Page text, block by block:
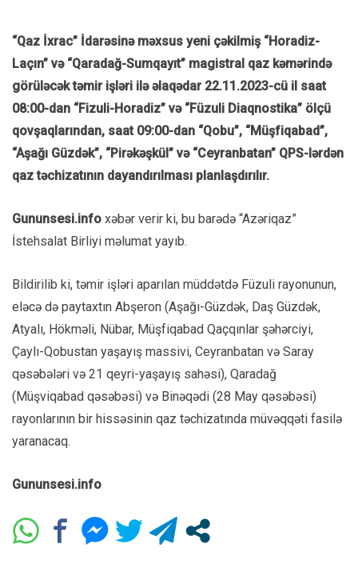
“Qaz İxrac” İdarəsinə məxsus yeni çəkilmiş “Horadiz-
Laçın” və “Qaradağ-Sumqayıt” magistral qaz kəmərində
görüləcək təmir işləri ilə əlaqədar 22.11.2023-cü il saat
08:00-dan “Fizuli-Horadiz” və “Füzuli Diaqnostika” ölçü
qovşaqlarından, saat 09:00-dan “Qobu”, “Müşfiqabad”,
“Aşağı Güzdək”, “Pirəkəşkül” və “Ceyranbatan” QPS-lərdən
qaz təchizatının dayandırılması planlaşdırılır.
Gununsesi.info xəbər verir ki, bu barədə “Azəriqaz”
İstehsalat Birliyi məlumat yayıb.
Bildirilib ki, təmir işləri aparılan müddətdə Füzuli rayonunun,
eləcə də paytaxtın Abşeron (Aşağı-Güzdək, Daş Güzdək,
Atyalı, Hökməli, Nübar, Müşfiqabad Qaçqınlar şəhərciyi,
Çaylı-Qobustan yaşayış massivi, Ceyranbatan və Saray
qəsəbələri və 21 qeyri-yaşayış sahəsi), Qaradağ
(Müşviqabad qəsəbəsi) və Binəqədi (28 May qəsəbəsi)
rayonlarının bir hissəsinin qaz təchizatında müvəqqəti fasilə
yaranacaq.
Gununsesi.info